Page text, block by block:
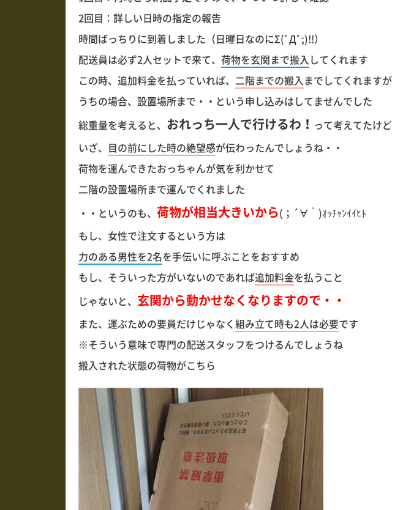
2回目：詳しい日時の指定の報告
時間ばっちりに到着しました（日曜日なのにΣ(ﾟДﾟ;)!!）
配送員は必ず2人セットで来て、 荷物を玄関まで搬入 してくれます
この時、追加料金を払っていれば、 二階までの搬入までしてくれますが
うちの場合、設置場所まで・・という申し込みはしてませんでした
総重量を考えると、 おれっち一人で行けるわ！ って考えてたけど
いざ、 目の前にした時の絶望感が伝わったんでしょうね・・
荷物を運んできたおっちゃんが気を利かせて
二階の設置場所まで運んでくれました
・・というのも、 荷物が相当大きいから(；´∀｀)ｵｯﾁｬﾝｲｲﾋﾄ
もし、女性で注文するという方は
力のある男性を2名を手伝いに呼ぶことをおすすめ
もし、そういった方がいないのであれば追加料金を払うこと
じゃないと、 玄関から動かせなくなりますので・・
また、運ぶための要員だけじゃなく組み立て時も2人は必要です
※そういう意味で専門の配送スタッフをつけるんでしょうね
搬入された状態の荷物がこちら